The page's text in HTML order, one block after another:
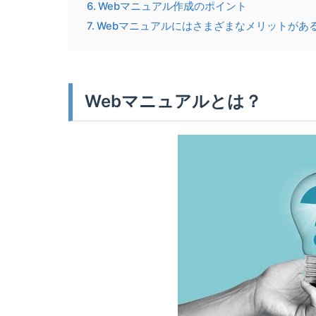
Webマニュアル作成のポイント
Webマニュアルにはさまざまなメリットがあ
Webマニュアルとは？